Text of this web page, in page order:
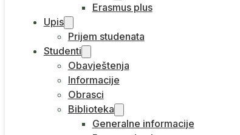
Erasmus plus
Upis
Prijem studenata
Studenti
Obavještenja
Informacije
Obrasci
Biblioteka
Generalne informacije